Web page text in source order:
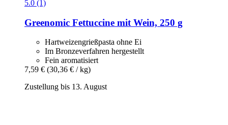
5.0 (1)
Greenomic Fettuccine mit Wein, 250 g
Hartweizengrießpasta ohne Ei
Im Bronzeverfahren hergestellt
Fein aromatisiert
7,59 € (30,36 € / kg)
Zustellung bis 13. August